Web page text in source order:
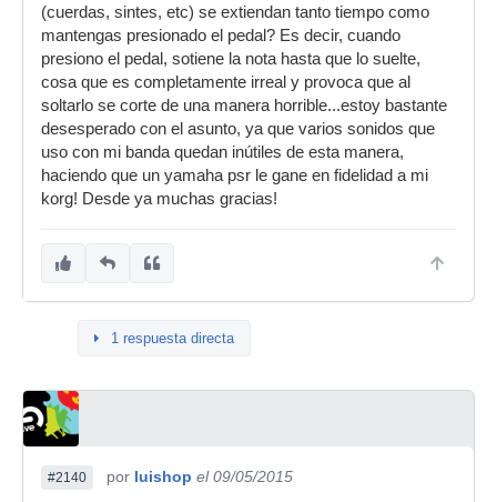
(cuerdas, sintes, etc) se extiendan tanto tiempo como
mantengas presionado el pedal? Es decir, cuando
presiono el pedal, sotiene la nota hasta que lo suelte,
cosa que es completamente irreal y provoca que al
soltarlo se corte de una manera horrible...estoy bastante
desesperado con el asunto, ya que varios sonidos que
uso con mi banda quedan inútiles de esta manera,
haciendo que un yamaha psr le gane en fidelidad a mi
korg! Desde ya muchas gracias!
1 respuesta directa
#2140 por luishop el 09/05/2015